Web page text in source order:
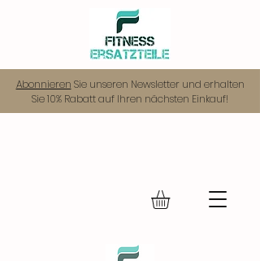
Abonnieren Sie unseren Newsletter und erhalten
Sie 10% Rabatt auf Ihren nächsten Einkauf!